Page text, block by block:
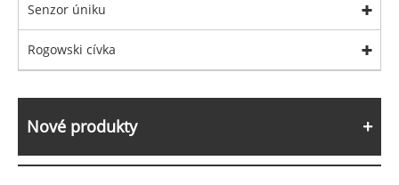
Senzor úniku
Rogowski cívka
Nové produkty